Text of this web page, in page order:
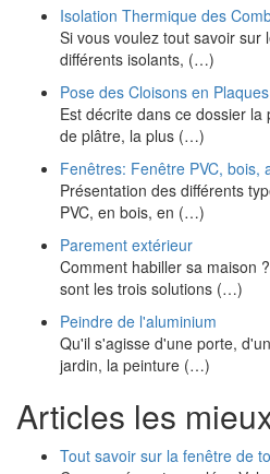
Isolation Thermique des
Si vous voulez tout savoir sur
différents isolants, (…)
Pose des Cloisons en
Est décrite dans ce dossier
de plâtre, la plus (…)
Fenêtres: Fenêtre PVC, bois,
Présentation des différents
PVC, en bois, en (…)
Parement extérieur
Comment habiller sa maison
sont les trois solutions (…)
Peindre de l'aluminium
Qu'il s'agisse d'une porte,
jardin, la peinture (…)
Articles les
Tout savoir sur la fenêtre de